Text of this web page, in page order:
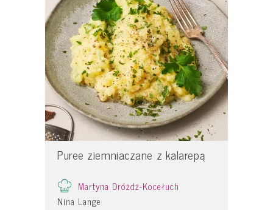
Puree ziemniaczane z kalarepą
Martyna Dróżdż-Kocełuch
Nina Lange